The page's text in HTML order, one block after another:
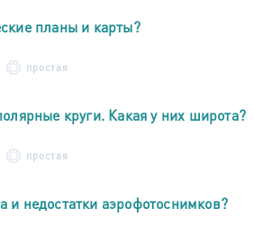
планы и карты?
простая
круги. Какая у них широта?
простая
и недостатки аэрофотоснимков?